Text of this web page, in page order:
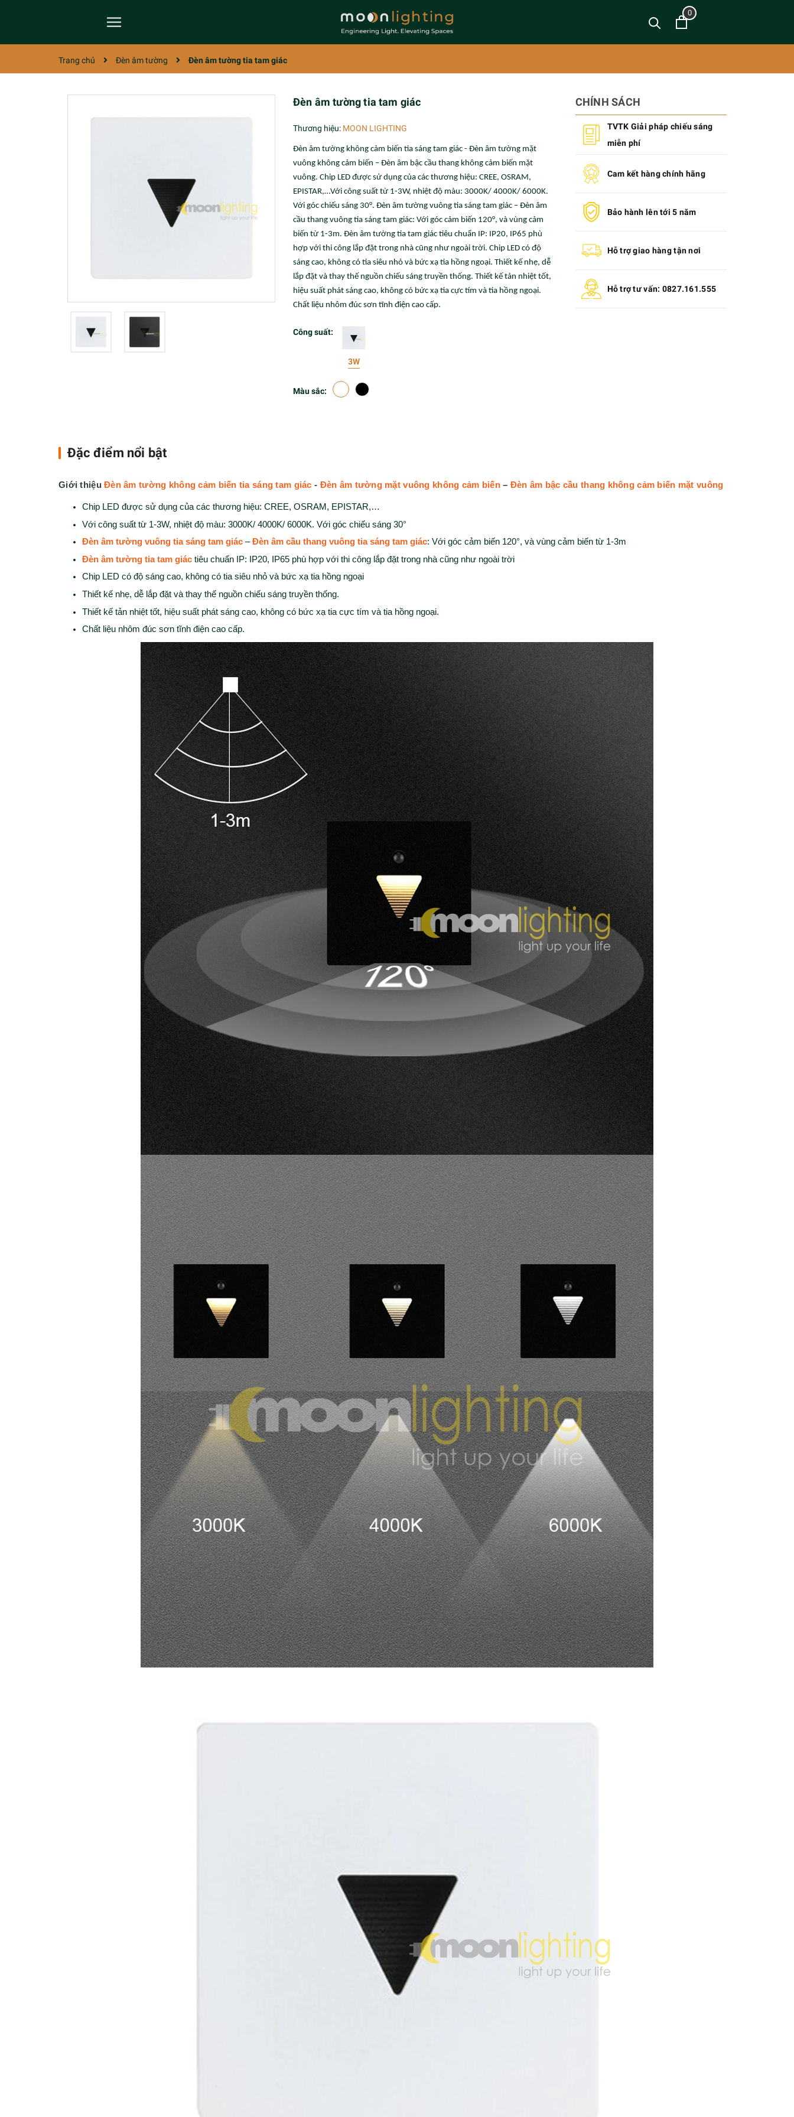
0
Trang chủ Đèn âm tường Đèn âm tường tia tam giác
Đèn âm tường tia tam giác
Thương hiệu: MOON LIGHTING
Đèn âm tường không cảm biến tia sáng tam giác - Đèn âm tường mặt
vuông không cảm biến – Đèn âm bậc cầu thang không cảm biến mặt
vuông. Chip LED được sử dụng của các thương hiệu: CREE, OSRAM,
EPISTAR,…Với công suất từ 1-3W, nhiệt độ màu: 3000K/ 4000K/ 6000K.
Với góc chiếu sáng 30°. Đèn âm tường vuông tia sáng tam giác – Đèn âm
cầu thang vuông tia sáng tam giác: Với góc cảm biến 120°, và vùng cảm
biến từ 1-3m. Đèn âm tường tia tam giác tiêu chuẩn IP: IP20, IP65 phù
hợp với thi công lắp đặt trong nhà cũng như ngoài trời. Chip LED có độ
sáng cao, không có tia siêu nhỏ và bức xạ tia hồng ngoại. Thiết kế nhẹ, dễ
lắp đặt và thay thế nguồn chiếu sáng truyền thống. Thiết kế tản nhiệt tốt,
hiệu suất phát sáng cao, không có bức xạ tia cực tím và tia hồng ngoại.
Chất liệu nhôm đúc sơn tĩnh điện cao cấp.
Công suất:
3W
Màu sắc:
CHÍNH SÁCH
TVTK Giải pháp chiếu sáng
miễn phí
Cam kết hàng chính hãng
Bảo hành lên tới 5 năm
Hỗ trợ giao hàng tận nơi
Hỗ trợ tư vấn: 0827.161.555
Đặc điểm nổi bật
Giới thiệuĐèn âm tường không cảm biến tia sáng tam giác - Đèn âm tường mặt vuông không cảm biến– Đèn âm bậc cầu thang không cảm biến mặt vuông
Chip LED được sử dụng của các thương hiệu: CREE, OSRAM, EPISTAR,…
Với công suất từ 1-3W, nhiệt độ màu: 3000K/ 4000K/ 6000K. Với góc chiếu sáng 30°
Đèn âm tường vuông tia sáng tam giác –Đèn âm cầu thang vuông tia sáng tam giác: Với góc cảm biến 120°, và vùng cảm biến từ 1-3m
Đèn âm tường tia tam giác tiêu chuẩn IP: IP20, IP65 phù hợp với thi công lắp đặt trong nhà cũng như ngoài trời
Chip LED có độ sáng cao, không có tia siêu nhỏ và bức xạ tia hồng ngoại
Thiết kế nhẹ, dễ lắp đặt và thay thế nguồn chiếu sáng truyền thống.
Thiết kế tản nhiệt tốt, hiệu suất phát sáng cao, không có bức xạ tia cực tím và tia hồng ngoại.
Chất liệu nhôm đúc sơn tĩnh điện cao cấp.